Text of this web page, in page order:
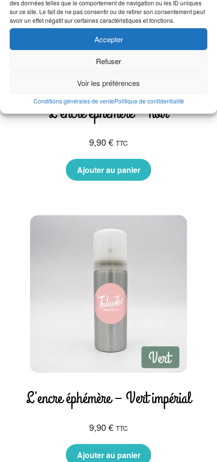
des données telles que le comportement de navigation ou les ID uniques
sur ce site. Le fait de ne pas consentir ou de retirer son consentement peut
avoir un effet négatif sur certaines caractéristiques et fonctions.
Accepter
Refuser
Voir les préférences
Conditions générales de ventePolitique de confidentialité
L’encre éphémère – noir
9,90€ TTC
Ajouter au panier
L’encre éphémère – Vert impérial
9,90€ TTC
Ajouter au panier